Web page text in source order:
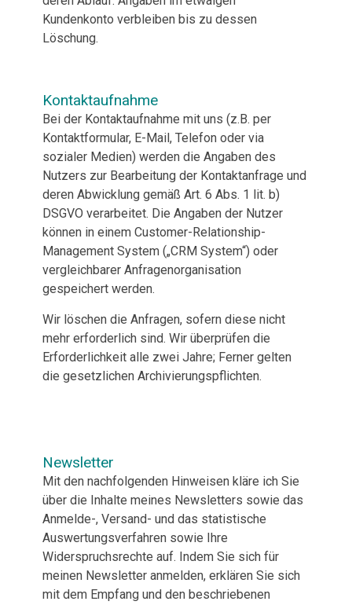
Kundenkonto verbleiben bis zu dessen
Löschung.
Kontaktaufnahme
Bei der Kontaktaufnahme mit uns (z.B. per
Kontaktformular, E-Mail, Telefon oder via
sozialer Medien) werden die Angaben des
Nutzers zur Bearbeitung der Kontaktanfrage und
deren Abwicklung gemäß Art. 6 Abs. 1 lit. b)
DSGVO verarbeitet. Die Angaben der Nutzer
können in einem Customer-Relationship-
Management System („CRM System“) oder
vergleichbarer Anfragenorganisation
gespeichert werden.
Wir löschen die Anfragen, sofern diese nicht
mehr erforderlich sind. Wir überprüfen die
Erforderlichkeit alle zwei Jahre; Ferner gelten
die gesetzlichen Archivierungspflichten.
Newsletter
Mit den nachfolgenden Hinweisen kläre ich Sie
über die Inhalte meines Newsletters sowie das
Anmelde-, Versand- und das statistische
Auswertungsverfahren sowie Ihre
Widerspruchsrechte auf. Indem Sie sich für
meinen Newsletter anmelden, erklären Sie sich
mit dem Empfang und den beschriebenen